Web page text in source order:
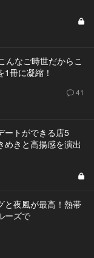
んなご時世だからこ
冊に凝縮！
41
ートができる店5
めきと高揚感を演出
と夜風が最高！熱帯
ーズで